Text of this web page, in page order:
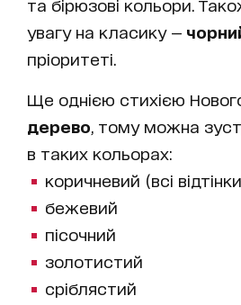
та бірюзові кольори.
увагу на класику —
пріоритеті.
Ще однією стихією
дерево , тому можна
в таких кольорах:
коричневий (всі
бежевий
пісочний
золотистий
сріблястий